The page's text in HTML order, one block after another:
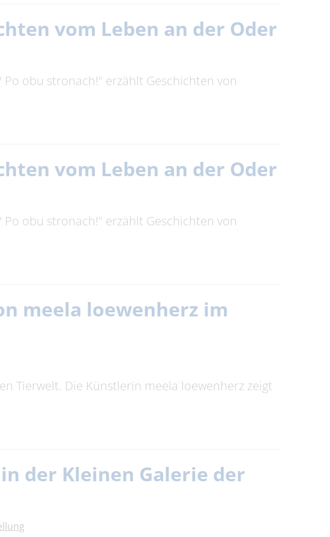
vom Leben an der Oder
Po obu stronach!" erzählt Geschichten von
vom Leben an der Oder
Po obu stronach!" erzählt Geschichten von
meela loewenherz im
Tierwelt. Die Künstlerin meela loewenherz zeigt
der Kleinen Galerie der